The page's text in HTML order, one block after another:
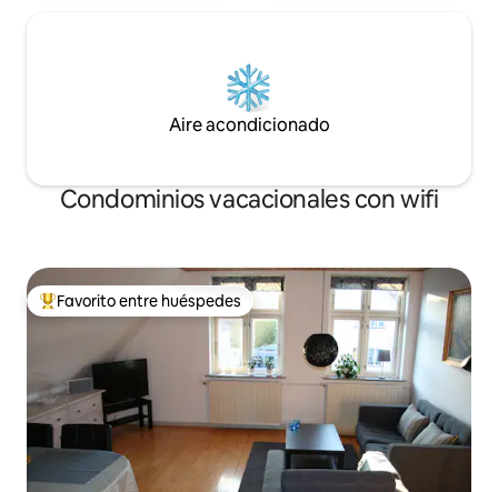
Aire acondicionado
Condominios vacacionales con wifi
Favorito entre huéspedes preferido
Favorito entre huéspedes